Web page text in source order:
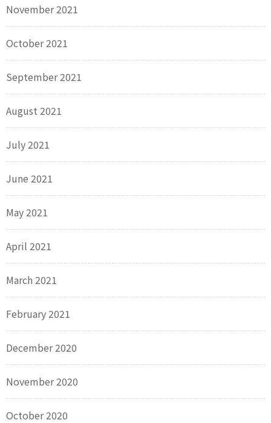
November 2021
October 2021
September 2021
August 2021
July 2021
June 2021
May 2021
April 2021
March 2021
February 2021
December 2020
November 2020
October 2020